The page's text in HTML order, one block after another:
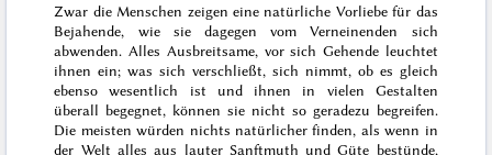
Zwar die Menschen zeigen eine natürliche Vorliebe für das
Bejahende, wie sie dagegen vom Verneinenden sich
abwenden. Alles Ausbreitsame, vor sich Gehende leuchtet
ihnen ein; was sich verschließt, sich nimmt, ob es gleich
ebenso wesentlich ist und ihnen in vielen Gestalten
überall begegnet, können sie nicht so geradezu begreifen.
Die meisten würden nichts natürlicher finden, als wenn in
der Welt alles aus lauter Sanftmuth und Güte bestünde,